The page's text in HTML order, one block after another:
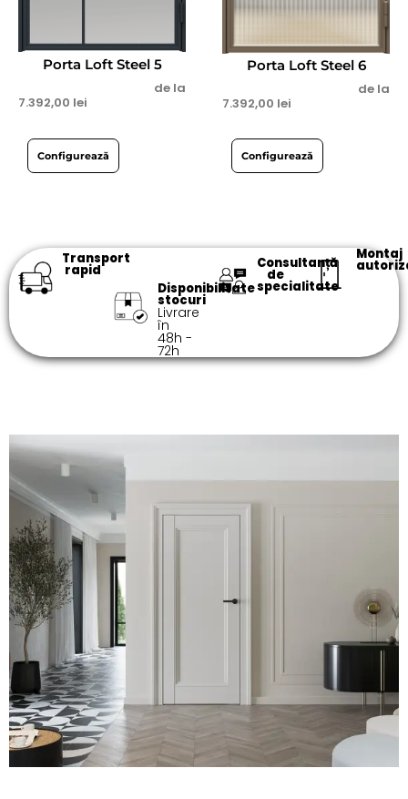
Porta Loft Steel 5
de la
7.392,00 lei
Configurează
Porta Loft Steel 6
de la
7.392,00 lei
Configurează
Transport
rapid
Disponibilitate
stocuri
Livrare
în
48h -
72h​
Consultanță
de
specialitate​
Montaj